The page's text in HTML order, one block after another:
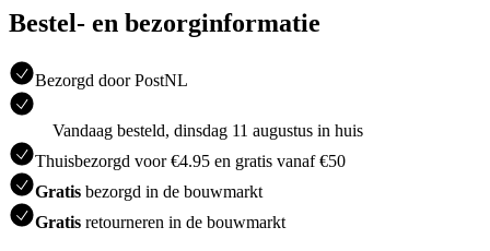
Bestel- en bezorginformatie
Bezorgd door PostNL
Vandaag besteld, dinsdag 11 augustus in huis
Thuisbezorgd voor €4.95 en gratis vanaf €50
Gratis bezorgd in de bouwmarkt
Gratis retourneren in de bouwmarkt